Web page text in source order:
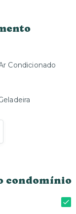
Condicionado
condomínio